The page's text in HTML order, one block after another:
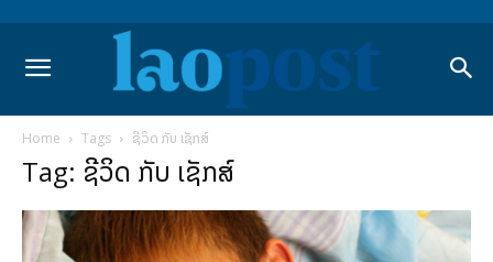
Home Tags ຊີວິດ ກັບ ເຊັກສ໌
Tag: ຊີວິດ ກັບ ເຊັກສ໌